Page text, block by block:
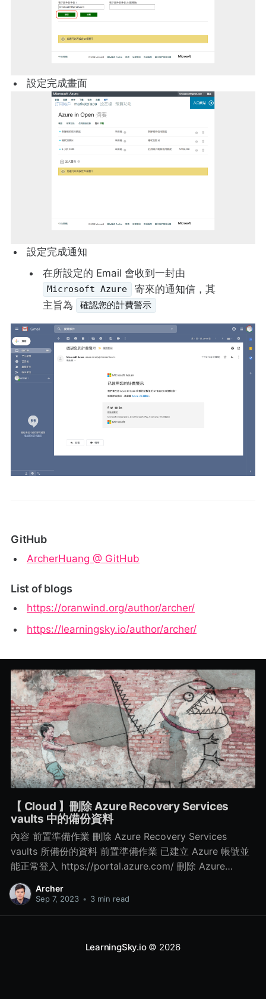
設定完成畫面
設定完成通知
在所設定的 Email 會收到一封由
Microsoft Azure
寄來的通知信，其
主旨為
確認您的計費警示
GitHub
ArcherHuang @ GitHub
List of blogs
https://oranwind.org/author/archer/
https://learningsky.io/author/archer/
【 Cloud 】刪除 Azure Recovery Services
vaults 中的備份資料
內容 前置準備作業 刪除 Azure Recovery Services
vaults 所備份的資料 前置準備作業 已建立 Azure 帳號並
能正常登入 https://portal.azure.com/ 刪除 Azure
Recovery Services vaults 所備份的資料 Step 1. 點選所
建立的 Azure Recovery Services vaults 服務 > 再點選
delete for cloud workloads 項目
Archer
Sep 7, 2023 • 3 min read
LearningSky.io© 2026